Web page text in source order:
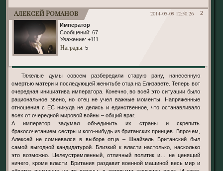
2
2014-05-09 12:50:26
Алексей Романов
Император
Сообщений: 67
Уважение: +111
Награды: 5
Тяжелые думы совсем разбередили старую рану, нанесенную
смертью матери и последующей женитьбе отца на Елизавете. Теперь вот
очередная инициатива императора. Конечно, во всей это ситуации было
рациональное звено, но отец не учел важные моменты. Напряженные
отношения с ЕС никуда не делись и единственное, что останавливало
всех от очередной мировой войны – общий враг.
А император задумал объединить их страны и скрепить
бракосочетанием сестры и кого-нибудь из британских принцев. Впрочем,
Алексей не сомневался в выборе отца – Шнайзель Британский был
самой выгодной кандидатурой. Близкий к власти настолько, насколько
это возможно. Целеустремленный, отличный политик и… не ценящий
ничего, кроме власти. Британия раздавит военной машиной весь мир и